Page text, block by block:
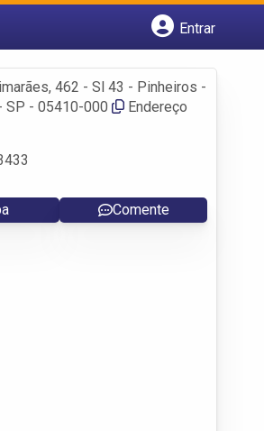
Entrar
462 - Sl 43 - Pinheiros -
SP - 05410-000
Endereço
Comente